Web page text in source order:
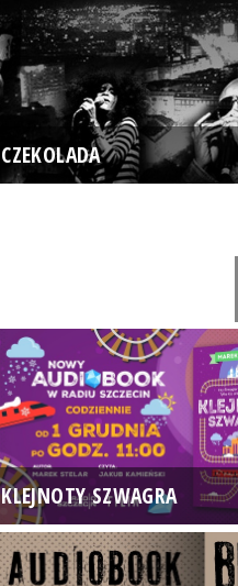
CZEKOLADA
KLEJNOTY SZWAGRA